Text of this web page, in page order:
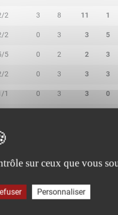
2 3 8 11 1
2 0 3 3 5
5 0 2 2 3
2 0 3 3 3
1 0 3 3 0
0
sur ceux que vous
Personnaliser